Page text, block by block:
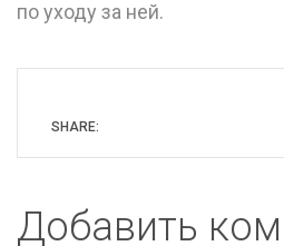
по уходу за ней.
SHARE:
Добавить